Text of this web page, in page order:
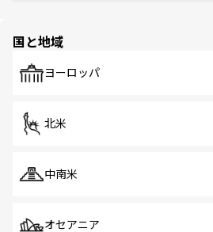
で、ホーカーズは地元の風情
国と地域
ヨーロッパ
北米
中南米
オセアニア